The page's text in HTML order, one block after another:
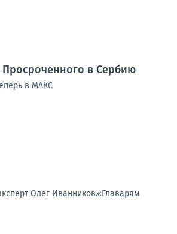
Просроченного в Сербию
в МАКС
Олег Иванников.«Главарям